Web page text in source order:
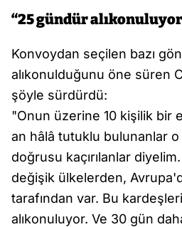
“25 gündür
Konvoydan seçilen bazı
alıkonulduğunu öne süren
şöyle sürdürdü:
"Onun üzerine 10 kişilik bir
an hâlâ tutuklu bulunanlar o
doğrusu kaçırılanlar
değişik ülkelerden,
tarafından var. Bu
alıkonuluyor. Ve 30 gün